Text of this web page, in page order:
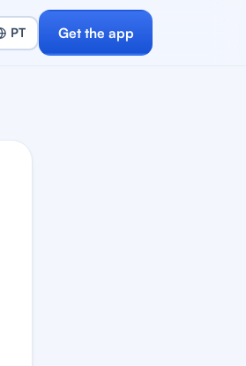
Get the app